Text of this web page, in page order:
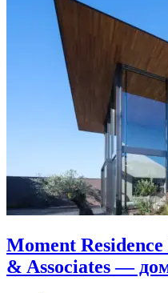
Moment
& Associates —